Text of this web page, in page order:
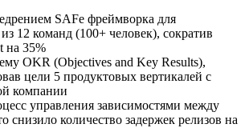
SAFe фреймворка для
12 команд (100+ человек), сократив
на 35%
OKR (Objectives and Key Results),
цели 5 продуктовых вертикалей с
компании
управления зависимостями между
снизило количество задержек релизов на